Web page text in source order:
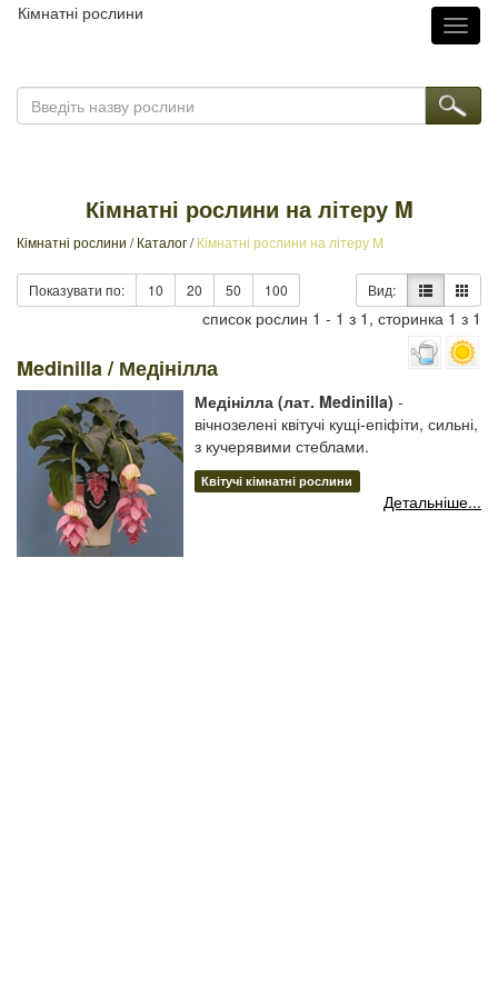
Кімнатні рослини
Кімнатні рослини на літеру M
Кімнатні рослини /Каталог/Кімнатні рослини на літеру M
Показувати по: 10 20 50 100 Вид:
список рослин 1 - 1 з 1, сторинка 1 з 1
Medinilla / Медінілла
Медінілла (лат. Medinilla) -
вічнозелені квітучі кущі-епіфіти, сильні,
з кучерявими стеблами.
Квітучі кімнатні рослини
Детальніше...